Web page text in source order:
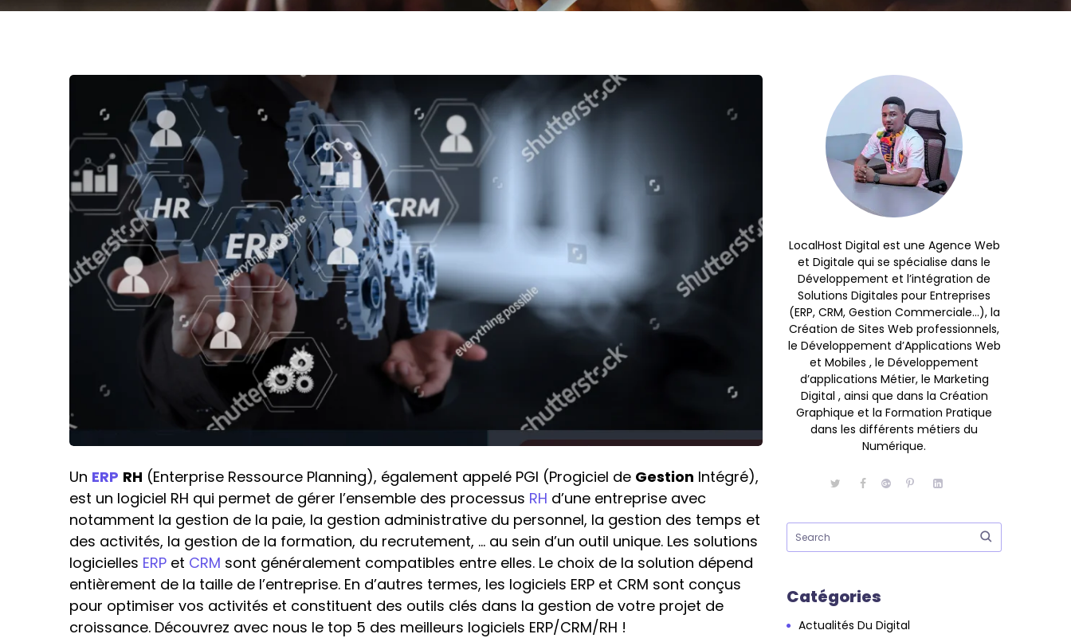
Un ERP RH (Enterprise Ressource Planning), également appelé PGI (Progiciel de Gestion Intégré),
est un logiciel RH qui permet de gérer l’ensemble des processus RH d’une entreprise avec
notamment la gestion de la paie, la gestion administrative du personnel, la gestion des temps et
des activités, la gestion de la formation, du recrutement, … au sein d’un outil unique. Les solutions
logicielles ERP et CRM sont généralement compatibles entre elles. Le choix de la solution dépend
entièrement de la taille de l’entreprise. En d’autres termes, les logiciels ERP et CRM sont conçus
pour optimiser vos activités et constituent des outils clés dans la gestion de votre projet de
croissance. Découvrez avec nous le top 5 des meilleurs logiciels ERP/CRM/RH !
LocalHost Digital est une Agence Web
et Digitale qui se spécialise dans le
Développement et l’intégration de
Solutions Digitales pour Entreprises
(ERP, CRM, Gestion Commerciale…), la
Création de Sites Web professionnels,
le Développement d’Applications Web
et Mobiles , le Développement
d’applications Métier, le Marketing
Digital , ainsi que dans la Création
Graphique et la Formation Pratique
dans les différents métiers du
Numérique.
Catégories
Actualités Du Digital